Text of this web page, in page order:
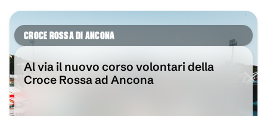
CROCE ROSSA DI ANCONA
Al via il nuovo corso volontari della
Croce Rossa ad Ancona